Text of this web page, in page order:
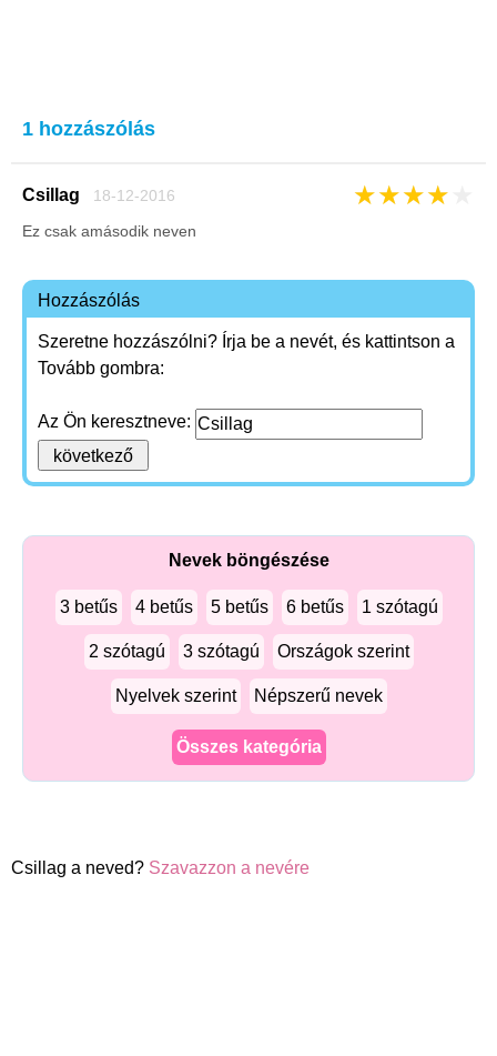
1 hozzászólás
Csillag 18-12-2016 ★★★★
Ez csak amásodik neven
Hozzászólás
Szeretne hozzászólni? Írja be a nevét, és kattintson a
Tovább gombra:
Az Ön keresztneve:
Nevek böngészése
3 betűs 4 betűs 5 betűs 6 betűs 1 szótagú
2 szótagú 3 szótagú Országok szerint
Nyelvek szerint Népszerű nevek
Összes kategória
Csillag a neved? Szavazzon a nevére